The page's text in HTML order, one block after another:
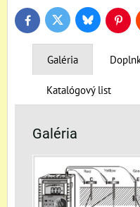
FacebookTwitter Bluesky
Galéria
Katalógový list
Galéria